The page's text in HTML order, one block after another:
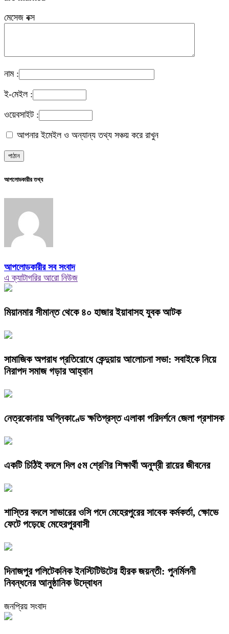
মেসেজ বক্স
নাম :
ই-মেইল :
ওয়েবসাইট :
আপনার ইমেইল ও অন্যান্য তথ্য সঞ্চয় করে রাখুন
আপলোডকারীর তথ্য
আপলোডকারীর সব সংবাদ
এ ক্যাটাগরির আরো নিউজ
মিয়ানমার সীমান্ত থেকে ৪০ হাজার ইয়াবাসহ যুবক আটক
সামাজিক অপরাধ প্রতিরোধে কেন্দুয়ায় আলোচনা সভা: সবাইকে নিয়ে
নিরাপদ সমাজ গড়ার আহ্বান
নেত্রকোনায় অগ্নিকাণ্ডে ক্ষতিগ্রস্ত এলাকা পরিদর্শনে জেলা প্রশাসক
একটি চিঠিই বদলে দিল ৫ম শ্রেণির শিক্ষার্থী অনুশ্রী রায়ের জীবনের
শাস্তির বদলে সাভারের ওসি পদে মেহেরপুরের সাবেক কর্মকর্তা, ক্ষোভে
ফেটে পড়েছে মেহেরপুরবাসী
দিনাজপুর পলিটেকনিক ইনস্টিটিউটের হীরক জয়ন্তী: পুনর্মিলনী
নিবন্ধনের আনুষ্ঠানিক উদ্বোধন
জনপ্রিয় সংবাদ